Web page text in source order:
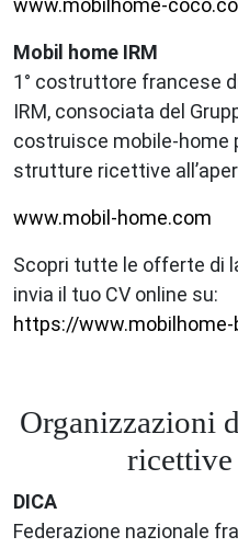
www.mobilhome-
Mobil home IRM
1° costruttore francese
IRM, consociata del
costruisce mobile-home
strutture ricettive
www.mobil-home.com
Scopri tutte le offerte di
invia il tuo CV online su:
https://
Organizzazioni
ricettive
DICA
Federazione nazionale